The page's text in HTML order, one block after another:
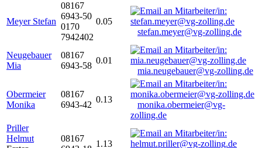
Meyer Stefan
08167
6943-50
0170
7942402
0.05
stefan.meyer@vg-zolling.de
Neugebauer
Mia
08167
6943-58
0.01
mia.neugebauer@vg-zolling.de
Obermeier
Monika
08167
6943-42
0.13
monika.obermeier@vg-
zolling.de
Priller
Helmut
08167
1.13